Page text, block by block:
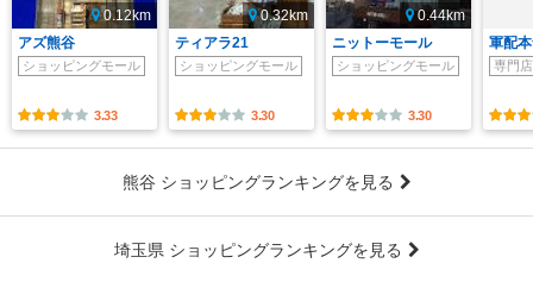
0.12km
アズ熊谷
ショッピングモール
3.33
0.32km
ティアラ21
ショッピングモール
3.30
0.44km
ニットーモール
ショッピングモール
3.30
軍配
専門店
熊谷 ショッピングランキングを見る
埼玉県 ショッピングランキングを見る